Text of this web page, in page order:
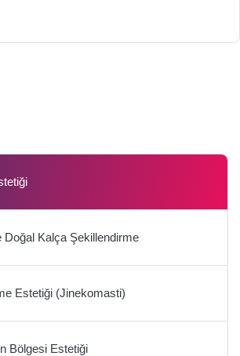
Doğal Kalça Şekillendirme
Estetiği (Jinekomasti)
Bölgesi Estetiği